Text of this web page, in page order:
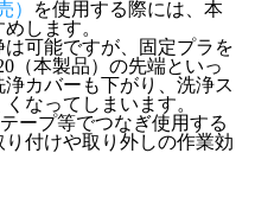
）
を使用する際には、本
します。
可能ですが、固定プラを
（本製品）の先端といっ
カバーも下がり、洗浄ス
なってしまいます。
テープ等でつなぎ使用する
付けや取り外しの作業効